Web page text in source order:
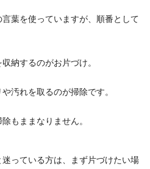
言葉を使っていますが、順番として
納するのがお片づけ。
汚れを取るのが掃除です。
もままなりません。
っている方は、まず片づけたい場